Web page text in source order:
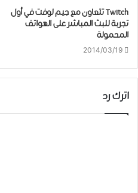
Twitch تتعاون مع جيم لوفت في أول
تجربة للبث المباشر على الهواتف
المحمولة
2014/03/19
اترك رد